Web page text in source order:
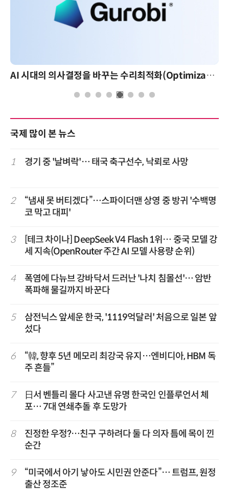
AI 시대의 의사결정을 바꾸는 수리최적화(Optimization): 실제 산업 적용 사례와 활용 전략
국제 많이 본 뉴스
1 경기 중 '날벼락'… 태국 축구선수, 낙뢰로 사망
2
“냄새 못 버티겠다”…스파이더맨 상영 중 방귀 '수백명
코 막고 대피'
3
[테크 차이나] DeepSeek V4 Flash 1위… 중국 모델 강
세 지속(OpenRouter 주간 AI 모델 사용량 순위)
4
폭염에 다뉴브 강바닥서 드러난 '나치 침몰선'… 암반
폭파해 물길까지 바꾼다
5
삼전닉스 앞세운 한국, '1119억달러' 처음으로 일본 앞
섰다
6
“韓, 향후 5년 메모리 최강국 유지…엔비디아, HBM 독
주 흔들”
7
日서 벤틀리 몰다 사고낸 유명 한국인 인플루언서 체
포… 7대 연쇄추돌 후 도망가
8
진정한 우정?…친구 구하려다 둘 다 의자 틈에 목이 낀
순간
9
“미국에서 아기 낳아도 시민권 안준다”… 트럼프, 원정
출산 정조준